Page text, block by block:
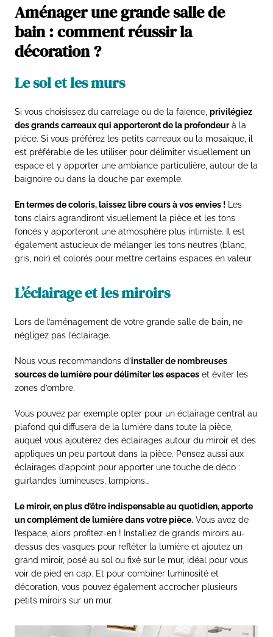
Aménager une grande salle de
bain : comment réussir la
décoration ?
Le sol et les murs
Si vous choisissez du carrelage ou de la faïence, privilégiez
des grands carreaux qui apporteront de la profondeurà la
pièce. Si vous préférez les petits carreaux ou la mosaïque, il
est préférable de les utiliser pour délimiter visuellement un
espace et y apporter une ambiance particulière, autour de la
baignoire ou dans la douche par exemple.
En termes de coloris, laissez libre cours à vos envies ! Les
tons clairs agrandiront visuellement la pièce et les tons
foncés y apporteront une atmosphère plus intimiste. Il est
également astucieux de mélanger les tons neutres (blanc,
gris, noir) et colorés pour mettre certains espaces en valeur.
L’éclairage et les miroirs
Lors de l’aménagement de votre grande salle de bain, ne
négligez pas l’éclairage.
Nous vous recommandons d’installer de nombreuses
sources de lumière pour délimiter les espaces et éviter les
zones d’ombre.
Vous pouvez par exemple opter pour un éclairage central au
plafond qui diffusera de la lumière dans toute la pièce,
auquel vous ajouterez des éclairages autour du miroir et des
appliques un peu partout dans la pièce. Pensez aussi aux
éclairages d’appoint pour apporter une touche de déco :
guirlandes lumineuses, lampions…
Le miroir, en plus d’être indispensable au quotidien, apporte
un complément de lumière dans votre pièce. Vous avez de
l’espace, alors profitez-en ! Installez de grands miroirs au-
dessus des vasques pour refléter la lumière et ajoutez un
grand miroir, posé au sol ou fixé sur le mur, idéal pour vous
voir de pied en cap. Et pour combiner luminosité et
décoration, vous pouvez également accrocher plusieurs
petits miroirs sur un mur.